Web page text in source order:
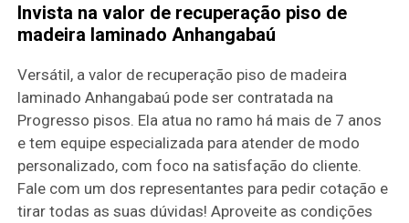
Invista na valor de recuperação piso de
madeira laminado Anhangabaú
Versátil, a valor de recuperação piso de madeira
laminado Anhangabaú pode ser contratada na
Progresso pisos. Ela atua no ramo há mais de 7 anos
e tem equipe especializada para atender de modo
personalizado, com foco na satisfação do cliente.
Fale com um dos representantes para pedir cotação e
tirar todas as suas dúvidas! Aproveite as condições